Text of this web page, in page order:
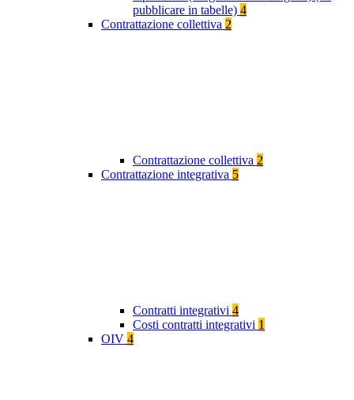
pubblicare in tabelle) 4
Contrattazione collettiva 2
Contrattazione collettiva 2
Contrattazione integrativa 5
Contratti integrativi 4
Costi contratti integrativi 1
OIV 4